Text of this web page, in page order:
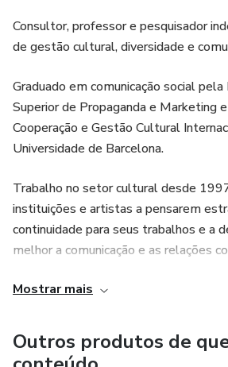
Consultor, professor e pesquisador
de gestão cultural, diversidade e
Graduado em comunicação social
Superior de Propaganda e Marketing
Cooperação e Gestão Cultural
Universidade de Barcelona.
Trabalho no setor cultural desde
instituições e artistas a pensarem
continuidade para seus trabalhos e a
melhor a comunicação e as relações
SENAC, SESC, Universidade
Montevidéo), além de dezenas de
que realizei de modo independente.
Mostrar mais
Outros produtos de